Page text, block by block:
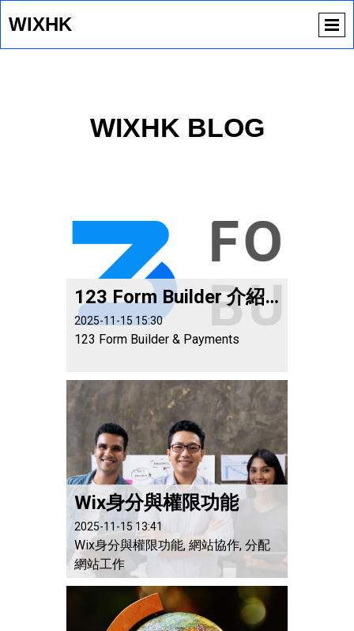
WIXHK
WIXHK BLOG
123 Form Builder 介紹（2025年更新版）
2025-11-15 15:30
123 Form Builder & Payments
Wix身分與權限功能
2025-11-15 13:41
Wix身分與權限功能, 網站協作, 分配
網站工作